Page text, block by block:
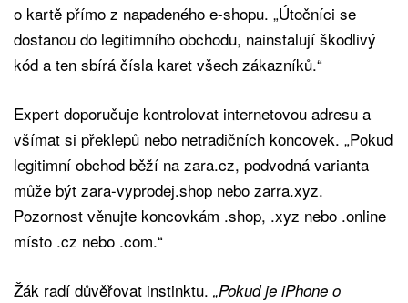
o kartě přímo z napadeného e-shopu. „Útočníci se
dostanou do legitimního obchodu, nainstalují škodlivý
kód a ten sbírá čísla karet všech zákazníků.“
Expert doporučuje kontrolovat internetovou adresu a
všímat si překlepů nebo netradičních koncovek. „Pokud
legitimní obchod běží na zara.cz, podvodná varianta
může být zara-vyprodej.shop nebo zarra.xyz.
Pozornost věnujte koncovkám .shop, .xyz nebo .online
místo .cz nebo .com.“
Žák radí důvěřovat instinktu. „Pokud je iPhone o